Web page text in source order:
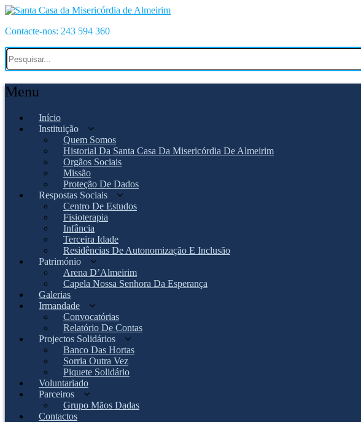
Contacte-nos: 243 594 360
Menu
Início
Instituição
Quem Somos
Historial Da Santa Casa Da Misericórdia De Almeirim
Orgãos Sociais
Missão
Proteção De Dados
Respostas Sociais
Centro De Estudos
Fisioterapia
Infância
Terceira Idade
Residências De Autonomização E Inclusão
Património
Arena D’Almeirim
Capela Nossa Senhora Da Esperança
Galerias
Irmandade
Convocatórias
Relatório De Contas
Projectos Solidários
Banco Das Hortas
Sorria Outra Vez
Piquete Solidário
Voluntariado
Parceiros
Grupo Mãos Dadas
Contactos